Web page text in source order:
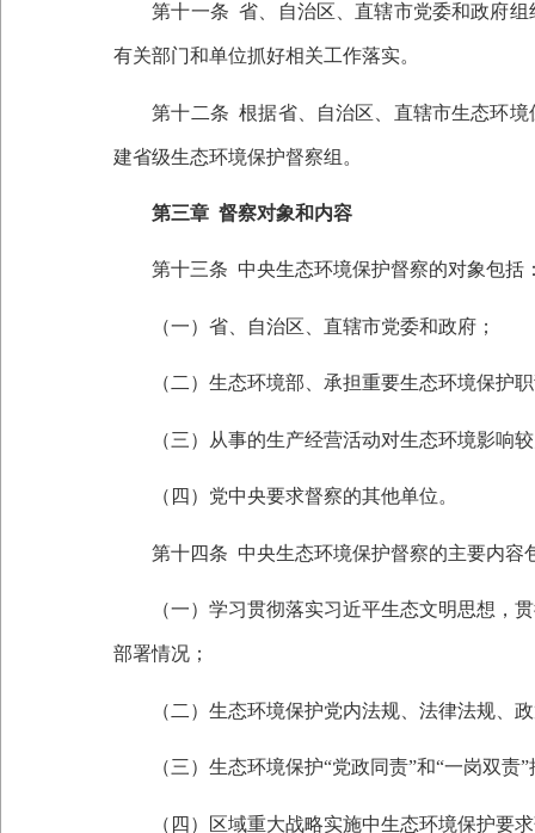
第十一条 省、自治区、直辖市党委和政府
有关部门和单位抓好相关工作落实。
第十二条 根据省、自治区、直辖市生态环
建省级生态环境保护督察组。
第三章 督察对象和内容
第十三条 中央生态环境保护督察的对象包括
（一）省、自治区、直辖市党委和政府；
（二）生态环境部、承担重要生态环境保护职
（三）从事的生产经营活动对生态环境影响较
（四）党中央要求督察的其他单位。
第十四条 中央生态环境保护督察的主要内容
（一）学习贯彻落实习近平生态文明思想，贯
部署情况；
（二）生态环境保护党内法规、法律法规、政
（三）生态环境保护“党政同责”和“一岗双责
（四）区域重大战略实施中生态环境保护要求